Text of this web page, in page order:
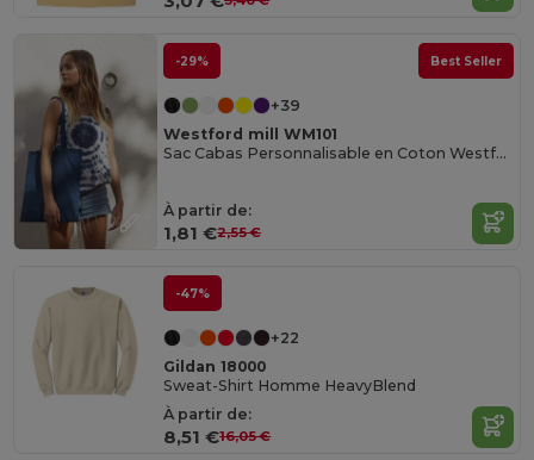
-29% Best Seller
+39
Westford mill WM101
Sac Cabas Personnalisable en Coton Westford Mill
À partir de:
1,81 €2,55 €
-47%
+22
Gildan 18000
Sweat-Shirt Homme HeavyBlend
À partir de:
8,51 €16,05 €